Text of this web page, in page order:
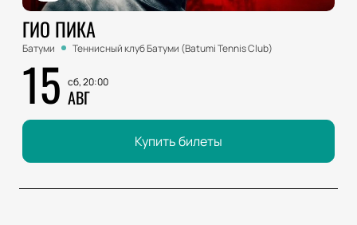
ГИО ПИКА
Батуми Теннисный клуб Батуми (Batumi Tennis Club)
15 сб, 20:00
АВГ
Купить билеты